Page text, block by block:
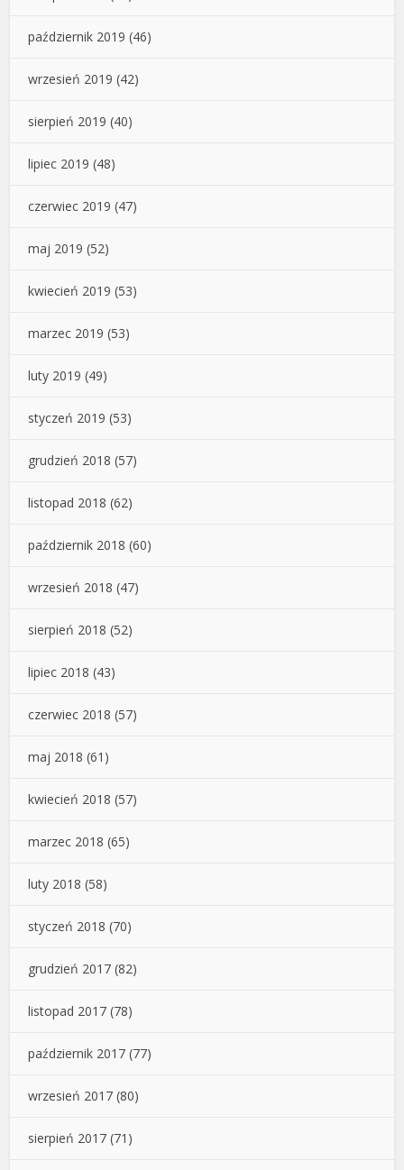
październik 2019 (46)
wrzesień 2019 (42)
sierpień 2019 (40)
lipiec 2019 (48)
czerwiec 2019 (47)
maj 2019 (52)
kwiecień 2019 (53)
marzec 2019 (53)
luty 2019 (49)
styczeń 2019 (53)
grudzień 2018 (57)
listopad 2018 (62)
październik 2018 (60)
wrzesień 2018 (47)
sierpień 2018 (52)
lipiec 2018 (43)
czerwiec 2018 (57)
maj 2018 (61)
kwiecień 2018 (57)
marzec 2018 (65)
luty 2018 (58)
styczeń 2018 (70)
grudzień 2017 (82)
listopad 2017 (78)
październik 2017 (77)
wrzesień 2017 (80)
sierpień 2017 (71)